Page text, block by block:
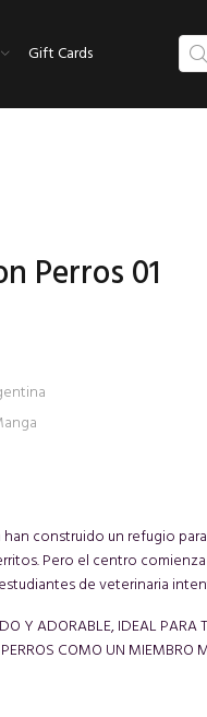
Gift Cards
Perros 01
construido un refugio
Pero el centro
de veterinaria
Y ADORABLE, IDEAL
COMO UN MIEMBRO